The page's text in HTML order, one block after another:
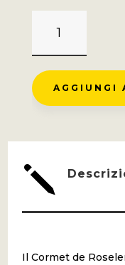
ROSELEND
-
BEAUFORT
AGGIUNGI
j
Il Cormet de